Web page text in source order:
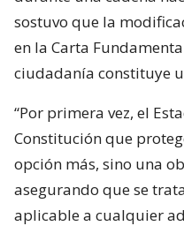
sostuvo que la
en la Carta
ciudadanía constituye
“Por primera vez, el
Constitución que
opción más, sino una
asegurando que se
aplicable a cualquier